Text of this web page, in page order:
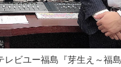
ビユー福島『芽生え～福